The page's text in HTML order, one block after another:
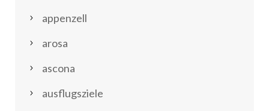
appenzell
arosa
ascona
ausflugsziele